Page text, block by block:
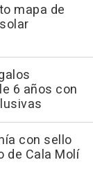
mapa de
6 años con
con sello
de Cala Molí